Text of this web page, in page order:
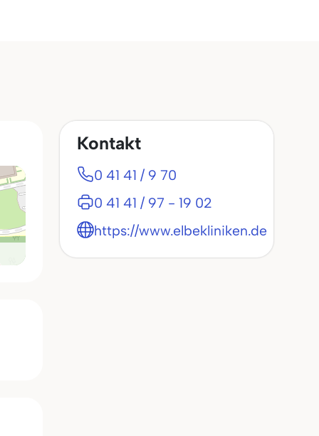
Kontakt
0 41 41 / 9 70
0 41 41 / 97 - 19 02
https://www.elbekliniken.de